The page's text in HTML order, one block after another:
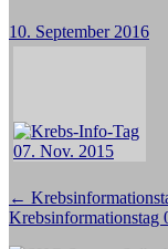
10. September 2016
←
Krebsinformationstag